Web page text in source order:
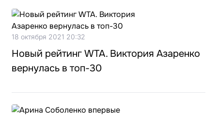
18 октября 2021 20:32
Новый рейтинг WTA. Виктория Азаренко
вернулась в топ-30